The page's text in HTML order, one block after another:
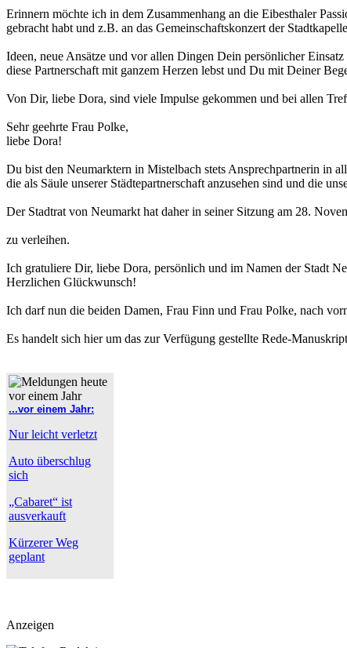
Erinnern möchte ich in dem Zusammenhang an die Eibesthaler
gebracht habt und z.B. an das Gemeinschaftskonzert der
Ideen, neue Ansätze und vor allen Dingen Dein persönlicher
diese Partnerschaft mit ganzem Herzen lebst und Du mit Deiner
Von Dir, liebe Dora, sind viele Impulse gekommen und bei allen
Sehr geehrte Frau Polke,
liebe Dora!
Du bist den Neumarktern in Mistelbach stets Ansprechpartnerin in
die als Säule unserer Städtepartnerschaft anzusehen sind und die
Der Stadtrat von Neumarkt hat daher in seiner Sitzung am 28.
zu verleihen.
Ich gratuliere Dir, liebe Dora, persönlich und im Namen der Stadt
Herzlichen Glückwunsch!
Ich darf nun die beiden Damen, Frau Finn und Frau Polke, nach
Es handelt sich hier um das zur Verfügung gestellte Rede-
...vor einem Jahr:
Nur leicht verletzt
Auto überschlug
sich
„Cabaret“ ist
ausverkauft
Kürzerer Weg
geplant
Anzeigen